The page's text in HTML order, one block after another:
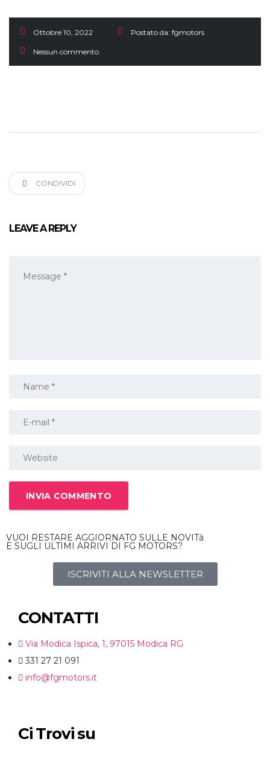
Ottobre 10, 2022 Postato da: fgmotors
Nessun commento
CONDIVIDI
LEAVE A REPLY
VUOI RESTARE AGGIORNATO SULLE NOVITà
E SUGLI ULTIMI ARRIVI DI FG MOTORS?
ISCRIVITI ALLA NEWSLETTER
CONTATTI
Via Modica Ispica, 1, 97015 Modica RG
331 27 21 091
info@fgmotors.it
Ci Trovi su